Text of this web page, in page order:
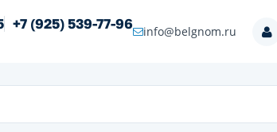
+7 (925) 539-77-96 info@belgnom.ru